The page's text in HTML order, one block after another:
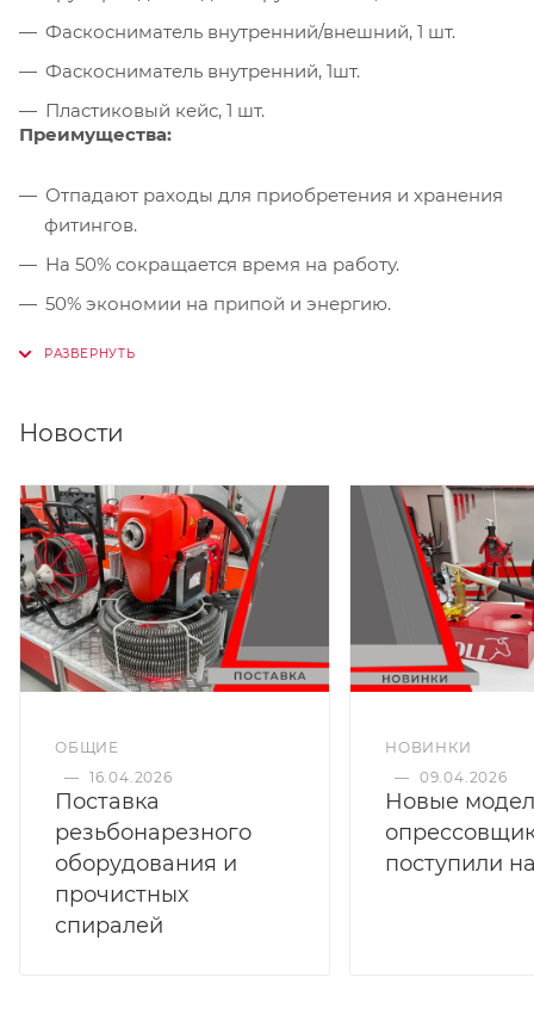
Фаскосниматель внутренний/внешний, 1 шт.
Фаскосниматель внутренний, 1шт.
Пластиковый кейс, 1 шт.
Преимущества:
Отпадают раходы для приобретения и хранения
фитингов.
На 50% сокращается время на работу.
50% экономии на припой и энергию.
Надёжное соединение в соответствии с DVGW.
Новости
ОБЩИЕ
— 16.04.2026
Поставка
резьбонарезного
оборудования и
прочистных
спиралей
НОВИНКИ
— 09.04.2026
Новые
поступили